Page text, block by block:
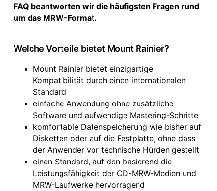
FAQ beantworten wir die häufigsten Fragen rund
um das MRW-Format.
Welche Vorteile bietet Mount Rainier?
Mount Rainier bietet einzigartige
Kompatibilität durch einen internationalen
Standard
einfache Anwendung ohne zusätzliche
Software und aufwendige Mastering-Schritte
komfortable Datenspeicherung wie bisher auf
Disketten oder auf die Festplatte, ohne dass
der Anwender vor technische Hürden gestellt
einen Standard, auf den basierend die
Leistungsfähigkeit der CD-MRW-Medien und
MRW-Laufwerke hervorragend